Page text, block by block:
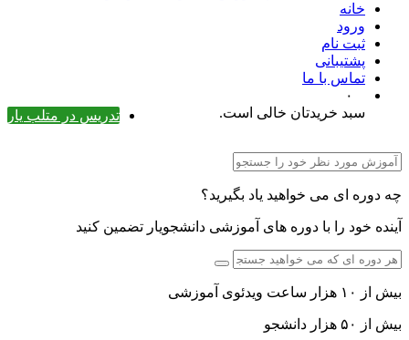
خانه
ورود
ثبت نام
پشتیبانی
تماس با ما
۰
تدریس در متلب یار
سبد خریدتان خالی است.
چه دوره ای می خواهید یاد بگیرید؟
آینده خود را با دوره های آموزشی دانشجویار تضمین کنید
بیش از ۱۰ هزار ساعت ویدئوی آموزشی
بیش از ۵۰ هزار دانشجو